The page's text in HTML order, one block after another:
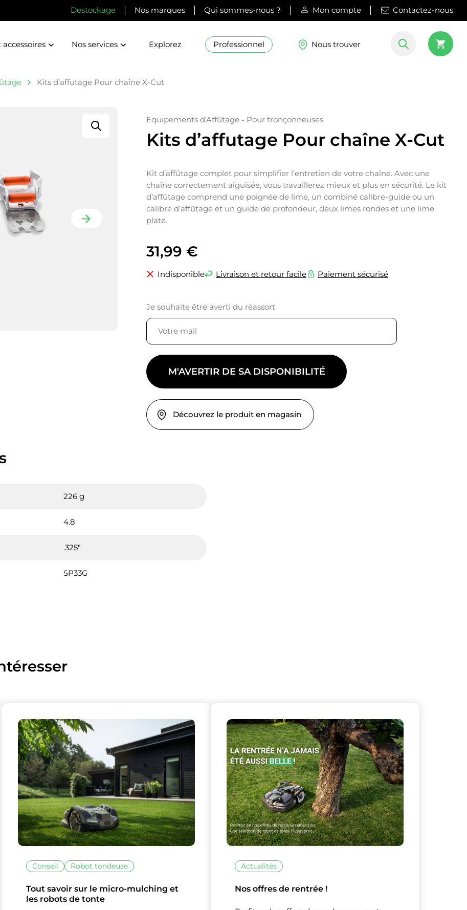
des cookies et vous donne le contrôle sur ceux que
vous souhaitez activer
Mesure d'audience
XMasquer le bandeau
Destockage Nos marques Qui sommes-nous ? Mon compte Contactez-nous
accessoires Nos services Explorez Professionnel Nous trouver
Kits d’affutage Pour chaîne X-Cut
Equipements d'Affûtage - Pour tronçonneuses
Kits d’affutage Pour chaîne X-Cut
Kit d’affûtage complet pour simplifier l’entretien de votre chaîne. Avec une
chaîne correctement aiguisée, vous travaillerez mieux et plus en sécurité. Le kit
d’affûtage comprend une poignée de lime, un combiné calibre-guide ou un
calibre d’affûtage et un guide de profondeur, deux limes rondes et une lime
plate.
31,99 €
Indisponible Livraison et retour facile Paiement sécurisé
Je souhaite être averti du réassort
M'AVERTIR DE SA DISPONIBILITÉ
Découvrez le produit en magasin
226 g
4.8
.325"
SP33G
Conseil Robot tondeuse
Tout savoir sur le micro-mulching et
les robots de tonte
Actualités
Nos offres de rentrée !